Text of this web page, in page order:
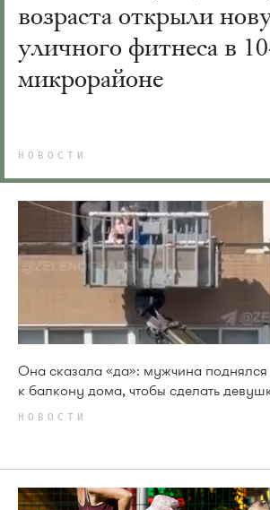
возраста открыли
уличного фитнеса в
микрорайоне
НОВОСТИ
Она сказала «да»: мужчина
к балкону дома, чтобы сделать
НОВОСТИ